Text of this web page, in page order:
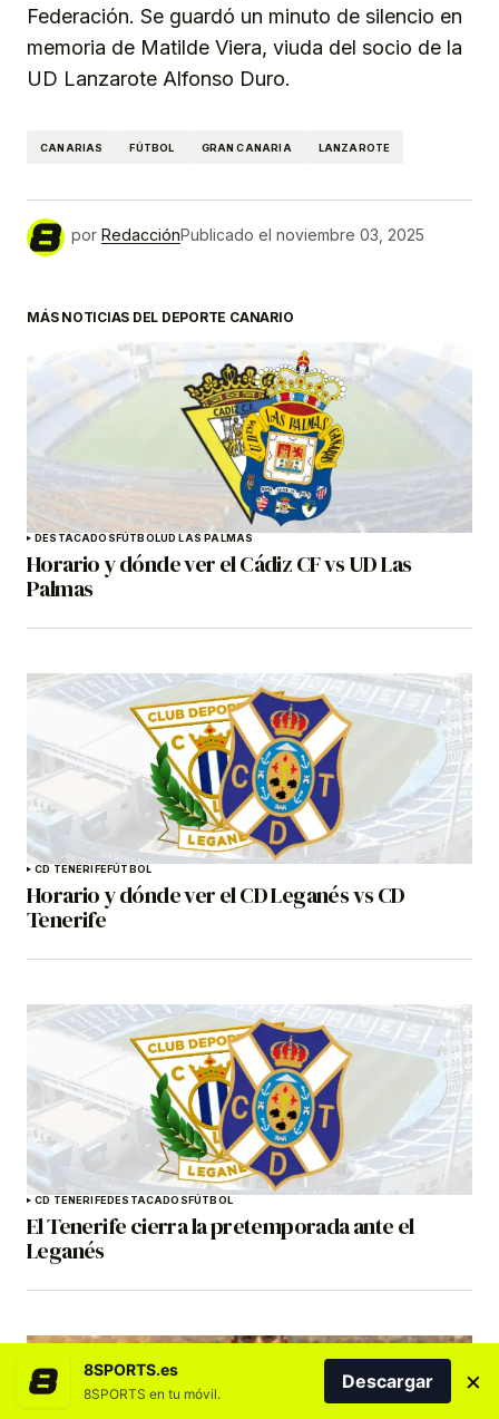
Federación. Se guardó un minuto de silencio en
memoria de Matilde Viera, viuda del socio de la
UD Lanzarote Alfonso Duro.
CANARIAS FÚTBOL GRAN CANARIA LANZAROTE
por RedacciónPublicado el noviembre 03, 2025
MÁS NOTICIAS DEL DEPORTE CANARIO
DESTACADOSFÚTBOLUD LAS PALMAS
Horario y dónde ver el Cádiz CF vs UD Las
Palmas
CD TENERIFEFÚTBOL
Horario y dónde ver el CD Leganés vs CD
Tenerife
CD TENERIFEDESTACADOSFÚTBOL
El Tenerife cierra la pretemporada ante el
Leganés
8SPORTS.es
8SPORTS en tu móvil.
Descargar ×